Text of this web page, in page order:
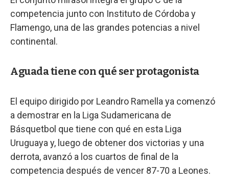
competencia junto con Instituto de Córdoba y
Flamengo, una de las grandes potencias a nivel
continental.
Aguada tiene con qué ser protagonista
El equipo dirigido por Leandro Ramella ya comenzó
a demostrar en la Liga Sudamericana de
Básquetbol que tiene con qué en esta Liga
Uruguaya y, luego de obtener dos victorias y una
derrota, avanzó a los cuartos de final de la
competencia después de vencer 87-70 a Leones.